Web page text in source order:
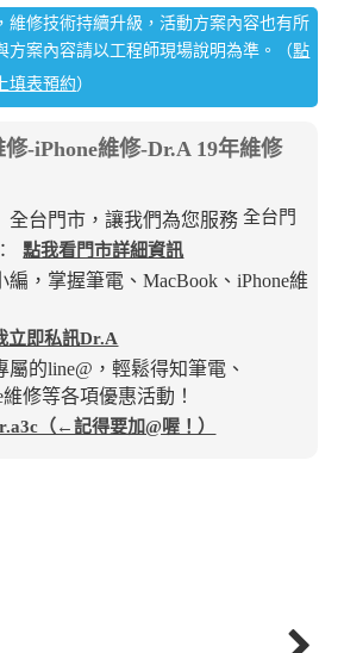
維修技術持續升級，活動方案內容也有所
方案內容請以工程師現場說明為準。（點
填表預約）
-iPhone維修-Dr.A 19年維修
全台門
點我看門市詳細資訊
立即私訊Dr.A
（←記得要加@喔！）